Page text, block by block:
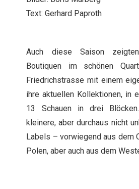
Text: Gerhard Paproth
Auch diese Saison
Boutiquen im schönen
Friedrichstrasse mit einem
ihre aktuellen Kollektionen, in
13 Schauen in drei
kleinere, aber durchaus nicht
Labels – vorwiegend aus dem
Polen, aber auch aus dem